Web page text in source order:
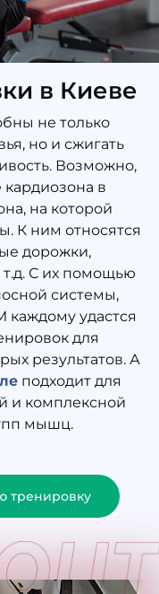
в Киеве
не только
но и сжигать
Возможно,
кардиозона в
на которой
К ним относятся
дорожки,
С их помощью
системы,
каждому удастся
для
результатов. А
подходит для
и комплексной
мышц.
тренировку